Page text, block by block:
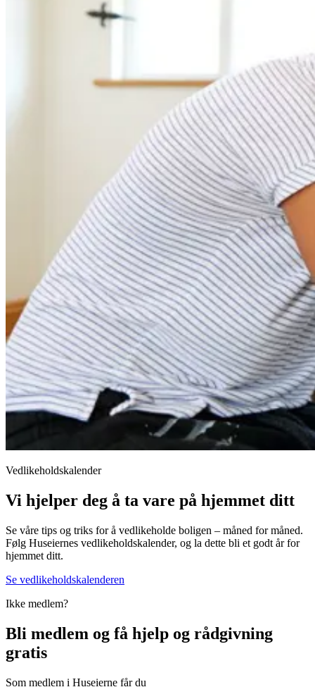
Vedlikeholdskalender
Vi hjelper deg å ta vare på hjemmet ditt
Se våre tips og triks for å vedlikeholde boligen – måned for måned.
Følg Huseiernes vedlikeholdskalender, og la dette bli et godt år for
hjemmet ditt.
Se vedlikeholdskalenderen
Ikke medlem?
Bli medlem og få hjelp og rådgivning
gratis
Som medlem i Huseierne får du